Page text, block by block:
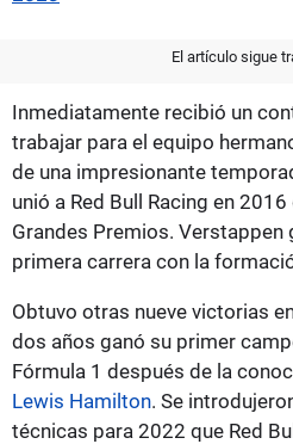
El artículo sigue
Inmediatamente recibió un
trabajar para el equipo
de una impresionante
unió a Red Bull Racing en
Grandes Premios.
primera carrera con la
Obtuvo otras nueve victorias
dos años ganó su primer
Fórmula 1 después de la
Lewis Hamilton. Se
técnicas para 2022 que Red